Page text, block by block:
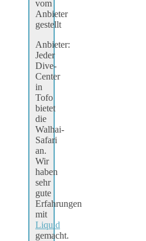
vom
Anbieter
gestellt
Anbieter:
Jeder
Dive-
Center
in
Tofo
bietet
die
Walhai-
Safari
an.
Wir
haben
sehr
gute
Erfahrungen
mit
Liquid
gemacht.